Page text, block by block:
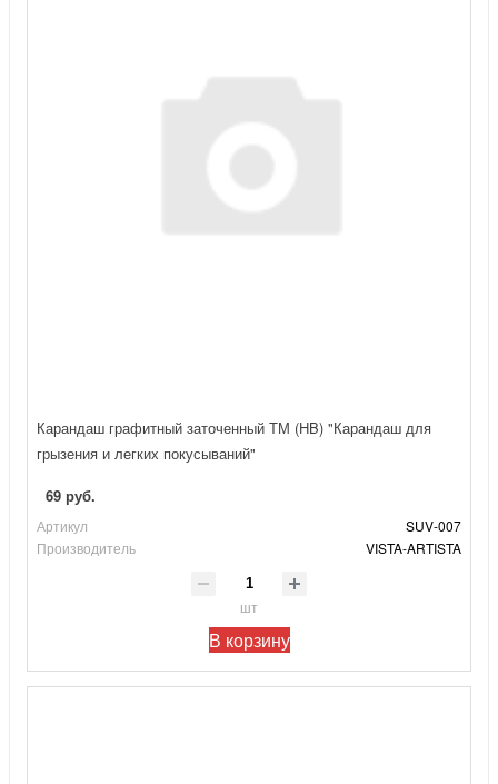
Карандаш графитный заточенный ТМ (HB) "Карандаш для
грызения и легких покусываний"
69 руб.
Артикул
SUV-007
Производитель
VISTA-ARTISTA
шт
В корзину